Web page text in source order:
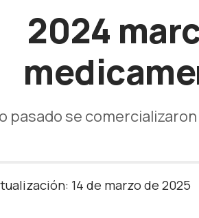
2024
pasado se
14 de marzo de 2025